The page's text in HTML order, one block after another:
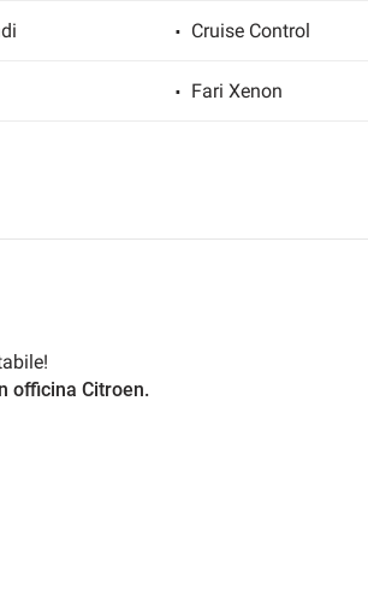
Cruise Control
Fari Xenon
officina Citroen.